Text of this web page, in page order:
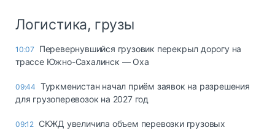
Логистика, грузы
10:07
Перевернувшийся грузовик перекрыл дорогу на
трассе Южно-Сахалинск — Оха
09:44 Туркменистан начал приём заявок на разрешения
для грузоперевозок на 2027 год
09:12 СКЖД увеличила объем перевозки грузовых